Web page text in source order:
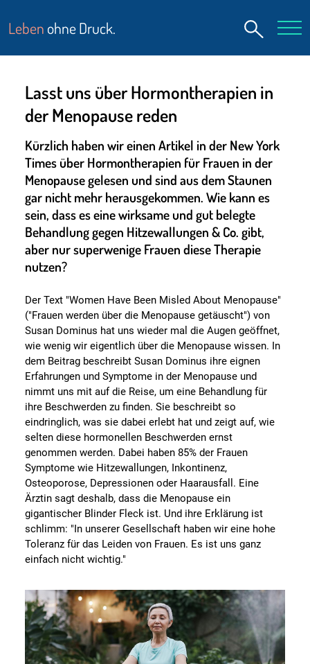
Leben ohne Druck.
Lasst uns über Hormontherapien in
der Menopause reden
Kürzlich haben wir einen Artikel in der New York
Times über Hormontherapien für Frauen in der
Menopause gelesen und sind aus dem Staunen
gar nicht mehr herausgekommen. Wie kann es
sein, dass es eine wirksame und gut belegte
Behandlung gegen Hitzewallungen & Co. gibt,
aber nur superwenige Frauen diese Therapie
nutzen?
Der Text "Women Have Been Misled About Menopause"
("Frauen werden über die Menopause getäuscht") von
Susan Dominus hat uns wieder mal die Augen geöffnet,
wie wenig wir eigentlich über die Menopause wissen. In
dem Beitrag beschreibt Susan Dominus ihre eignen
Erfahrungen und Symptome in der Menopause und
nimmt uns mit auf die Reise, um eine Behandlung für
ihre Beschwerden zu finden. Sie beschreibt so
eindringlich, was sie dabei erlebt hat und zeigt auf, wie
selten diese hormonellen Beschwerden ernst
genommen werden. Dabei haben 85% der Frauen
Symptome wie Hitzewallungen, Inkontinenz,
Osteoporose, Depressionen oder Haarausfall. Eine
Ärztin sagt deshalb, dass die Menopause ein
gigantischer Blinder Fleck ist. Und ihre Erklärung ist
schlimm: "In unserer Gesellschaft haben wir eine hohe
Toleranz für das Leiden von Frauen. Es ist uns ganz
einfach nicht wichtig."